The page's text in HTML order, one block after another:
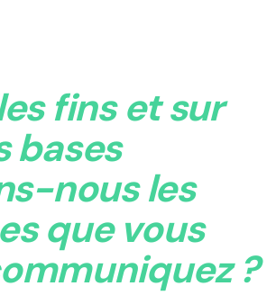
fins et sur
bases
nous les
que vous
?